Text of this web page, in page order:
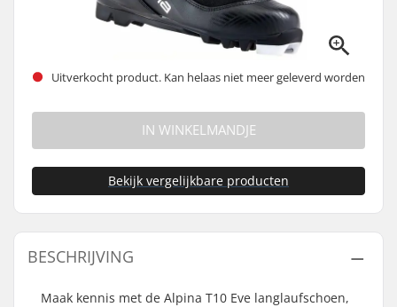
Uitverkocht product. Kan helaas niet meer geleverd worden
IN WINKELMANDJE
Bekijk vergelijkbare producten
BESCHRIJVING
Maak kennis met de Alpina T10 Eve langlaufschoen,